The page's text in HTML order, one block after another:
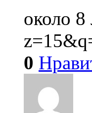
около 8
0